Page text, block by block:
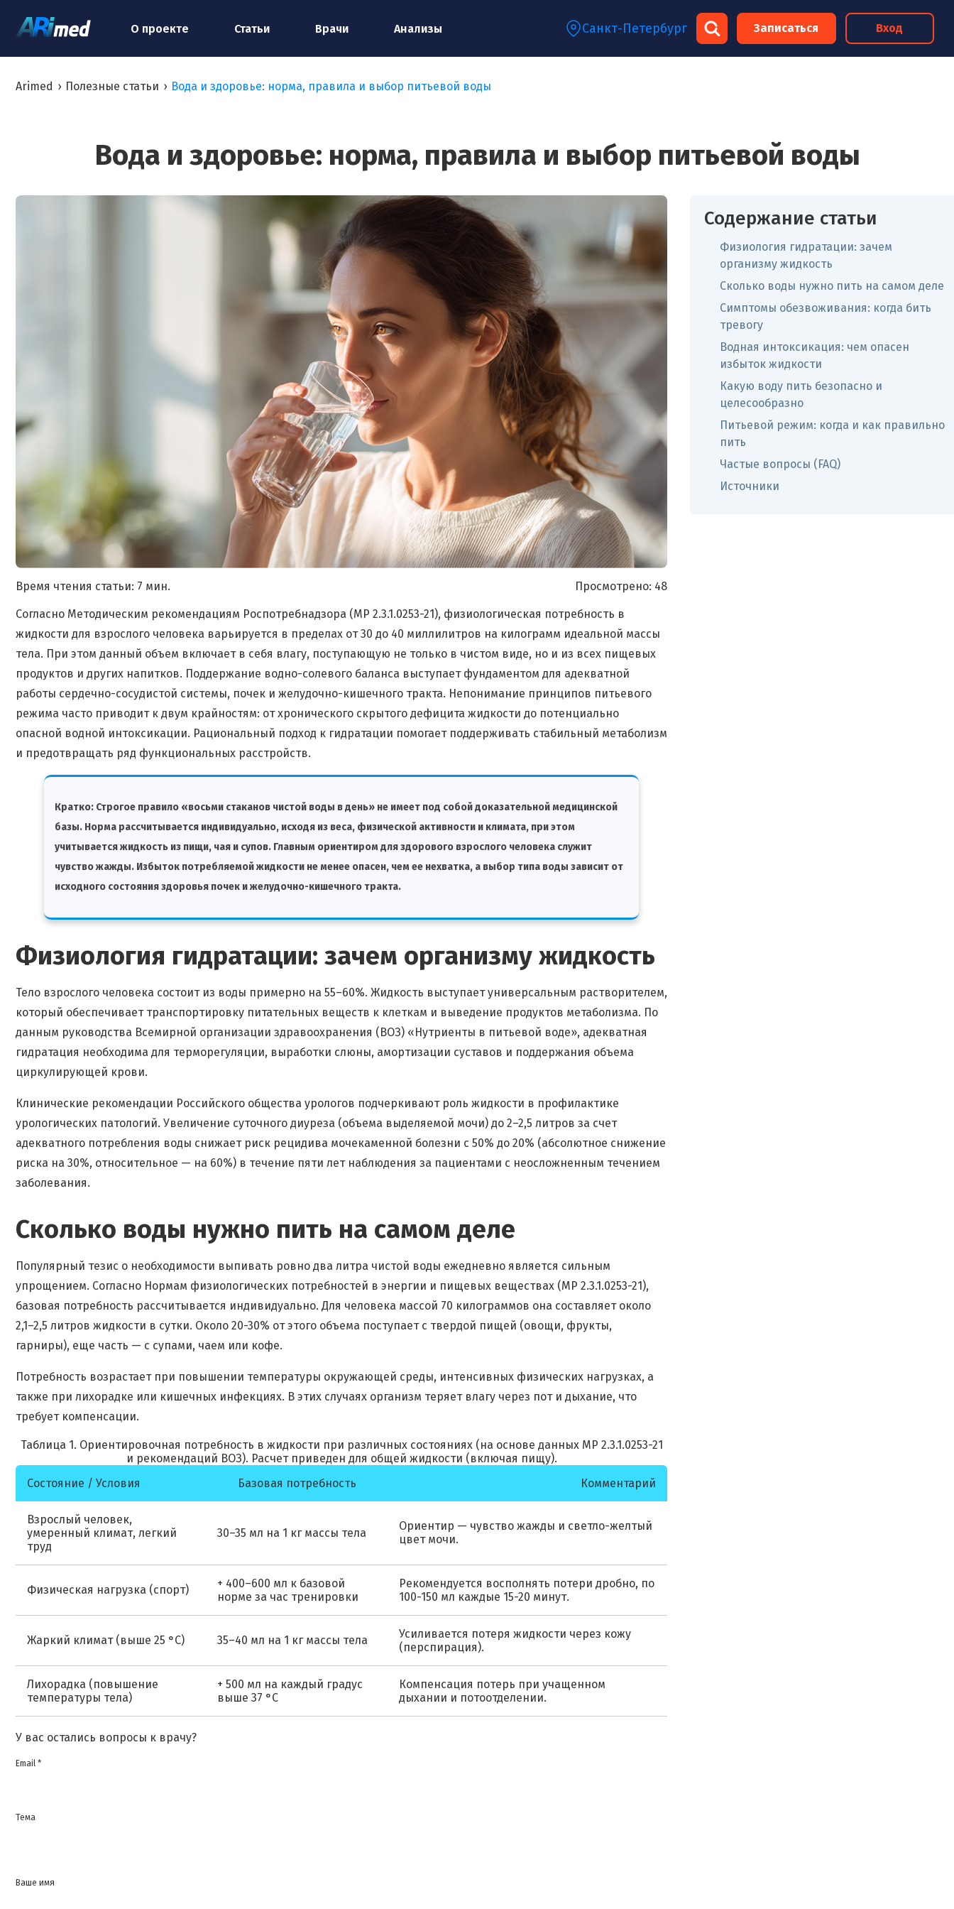
О проекте Статьи Врачи Анализы Санкт-Петербург Записаться Вход
Arimed › Полезные статьи › Вода и здоровье: норма, правила и выбор питьевой воды
Вода и здоровье: норма, правила и выбор питьевой воды
Время чтения статьи: 7 мин. Просмотрено: 48
Согласно Методическим рекомендациям Роспотребнадзора (МР 2.3.1.0253-21), физиологическая потребность в
жидкости для взрослого человека варьируется в пределах от 30 до 40 миллилитров на килограмм идеальной массы
тела. При этом данный объем включает в себя влагу, поступающую не только в чистом виде, но и из всех пищевых
продуктов и других напитков. Поддержание водно-солевого баланса выступает фундаментом для адекватной
работы сердечно-сосудистой системы, почек и желудочно-кишечного тракта. Непонимание принципов питьевого
режима часто приводит к двум крайностям: от хронического скрытого дефицита жидкости до потенциально
опасной водной интоксикации. Рациональный подход к гидратации помогает поддерживать стабильный метаболизм
и предотвращать ряд функциональных расстройств.
Кратко: Строгое правило «восьми стаканов чистой воды в день» не имеет под собой доказательной медицинской
базы. Норма рассчитывается индивидуально, исходя из веса, физической активности и климата, при этом
учитывается жидкость из пищи, чая и супов. Главным ориентиром для здорового взрослого человека служит
чувство жажды. Избыток потребляемой жидкости не менее опасен, чем ее нехватка, а выбор типа воды зависит от
исходного состояния здоровья почек и желудочно-кишечного тракта.
Физиология гидратации: зачем организму жидкость
Тело взрослого человека состоит из воды примерно на 55–60%. Жидкость выступает универсальным растворителем,
который обеспечивает транспортировку питательных веществ к клеткам и выведение продуктов метаболизма. По
данным руководства Всемирной организации здравоохранения (ВОЗ) «Нутриенты в питьевой воде», адекватная
гидратация необходима для терморегуляции, выработки слюны, амортизации суставов и поддержания объема
циркулирующей крови.
Клинические рекомендации Российского общества урологов подчеркивают роль жидкости в профилактике
урологических патологий. Увеличение суточного диуреза (объема выделяемой мочи) до 2–2,5 литров за счет
адекватного потребления воды снижает риск рецидива мочекаменной болезни с 50% до 20% (абсолютное снижение
риска на 30%, относительное — на 60%) в течение пяти лет наблюдения за пациентами с неосложненным течением
заболевания.
Сколько воды нужно пить на самом деле
Популярный тезис о необходимости выпивать ровно два литра чистой воды ежедневно является сильным
упрощением. Согласно Нормам физиологических потребностей в энергии и пищевых веществах (МР 2.3.1.0253-21),
базовая потребность рассчитывается индивидуально. Для человека массой 70 килограммов она составляет около
2,1–2,5 литров жидкости в сутки. Около 20-30% от этого объема поступает с твердой пищей (овощи, фрукты,
гарниры), еще часть — с супами, чаем или кофе.
Потребность возрастает при повышении температуры окружающей среды, интенсивных физических нагрузках, а
также при лихорадке или кишечных инфекциях. В этих случаях организм теряет влагу через пот и дыхание, что
требует компенсации.
Таблица 1. Ориентировочная потребность в жидкости при различных состояниях (на основе данных МР 2.3.1.0253-21
и рекомендаций ВОЗ). Расчет приведен для общей жидкости (включая пищу).
Состояние / Условия
Базовая потребность Комментарий
Взрослый человек,
умеренный климат, легкий
труд
30–35 мл на 1 кг массы тела
Ориентир — чувство жажды и светло-желтый
цвет мочи.
Физическая нагрузка (спорт)
+ 400–600 мл к базовой
норме за час тренировки
Рекомендуется восполнять потери дробно, по
100-150 мл каждые 15-20 минут.
Жаркий климат (выше 25 °C) 35–40 мл на 1 кг массы тела
Усиливается потеря жидкости через кожу
(перспирация).
Лихорадка (повышение
температуры тела)
+ 500 мл на каждый градус
выше 37 °C
Компенсация потерь при учащенном
дыхании и потоотделении.
У вас остались вопросы к врачу?
Email *
Тема
Ваше имя
Содержание статьи
Физиология гидратации: зачем
организму жидкость
Сколько воды нужно пить на самом деле
Симптомы обезвоживания: когда бить
тревогу
Водная интоксикация: чем опасен
избыток жидкости
Какую воду пить безопасно и
целесообразно
Питьевой режим: когда и как правильно
пить
Частые вопросы (FAQ)
Источники
×
Ваш телефон:*
Я согласен на обработку моих персональных данных